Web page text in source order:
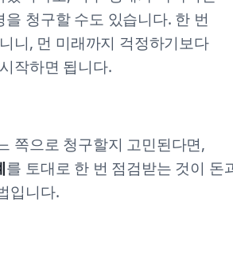
청구할 수도 있습니다. 한 번
니, 먼 미래까지 걱정하기보다
작하면 됩니다.
쪽으로 청구할지 고민된다면,
를 토대로 한 번 점검받는 것이 돈
입니다.